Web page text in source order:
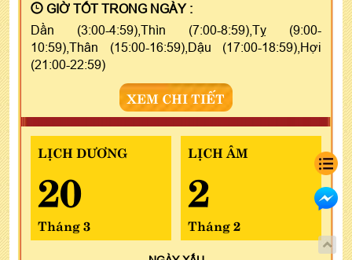
GIỜ TỐT TRONG NGÀY :
Dần (3:00-4:59),Thìn (7:00-8:59),Tỵ (9:00-
10:59),Thân (15:00-16:59),Dậu (17:00-18:59),Hợi
(21:00-22:59)
XEM CHI TIẾT
LỊCH DƯƠNG
20
Tháng 3
LỊCH ÂM
2
Tháng 2